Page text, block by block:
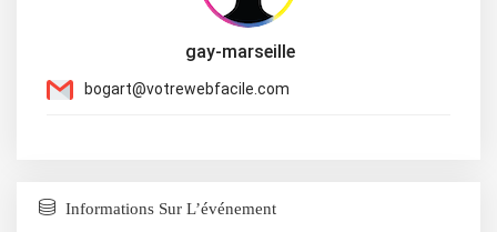
gay-marseille
bogart@votrewebfacile.com
Informations Sur L’événement